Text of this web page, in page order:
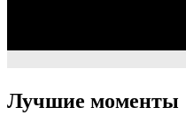
Лучшие моменты